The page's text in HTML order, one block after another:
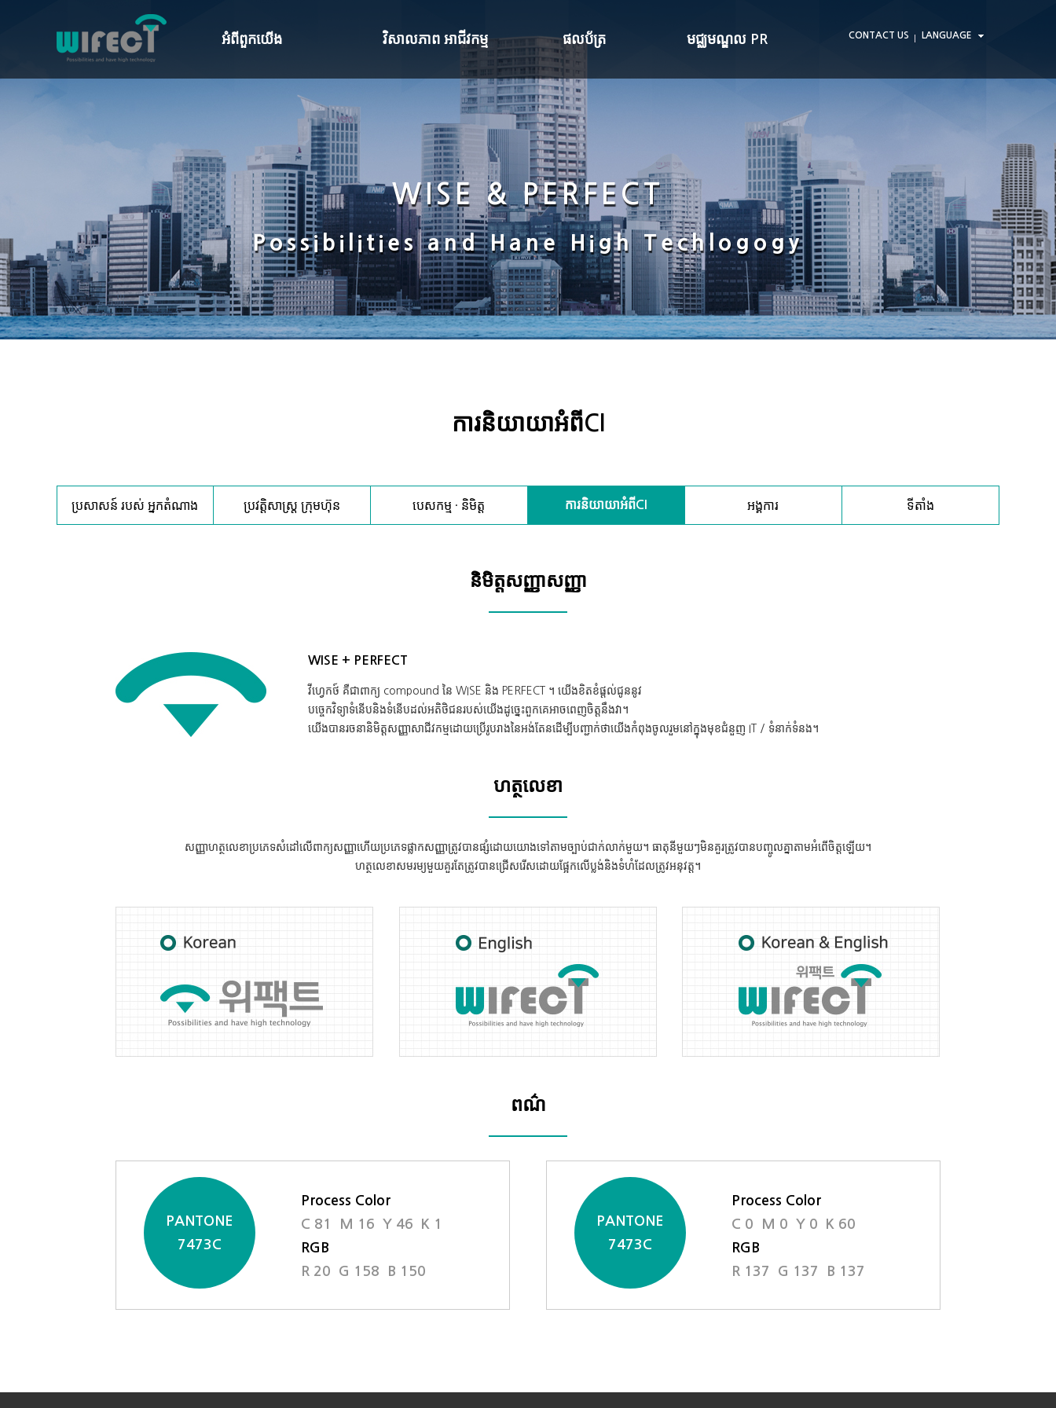
អំពី​ពួក​យើង
ប្រសាសន៍ របស់ អ្នកតំណាង
ប្រវត្តិសាស្ត្រ ក្រុមហ៊ុន
បេសកម្ម · និមិត្ត
ការនិយាយាអំពីCI
អង្គការ
ទីតាំង
វិសាលភាព អាជីវកម្ម
LED Display Solution
ប្រពន្ធ័ CCTV
ប្រព័ន្ធអាស័យដ្ឋានសាធារណៈ
ប្រព័ន្ធគ្រប់គ្រងចំណត
ប្រព័ន្ធគ្រប់គ្រងការចេញចូល
ការណែនាំពី ប្រពន្ធ័
ផលប័ត្រ
ផលប័ត្រ
មជ្ឈមណ្ឌល PR
គ្របដណ្តប់ប្រព័ន្ធផ្សព្វផ្សាយ
ការទទួលស្គាល់ · ប៉ាតង់
ទំនាក់ទំនងសាធារណៈអ៊ិនធើណែត
សំណួរតាមអ៊ិនធរណេត
CONTACT US LANGUAGE
WISE & PERFECT
Possibilities and Hane High Techlogogy
ការនិយាយាអំពីCI
ប្រសាសន៍ របស់ អ្នកតំណាង ប្រវត្តិសាស្ត្រ ក្រុមហ៊ុន បេសកម្ម · និមិត្ត ការនិយាយាអំពីCI អង្គការ ទីតាំង
និមិត្តសញ្ញាសញ្ញា
WISE + PERFECT
វីហ្វេកថ៍ គឺជាពាក្យ compound នៃ WISE និង PERFECT ។ យើងខិតខំផ្តល់ជូននូវ
បច្ចេកវិទ្យាទំនើបនិងទំនើបដល់អតិថិជនរបស់យើងដូច្នេះពួកគេអាចពេញចិត្តនឹងវា។
យើងបានរចនានិមិត្តសញ្ញាសាជីវកម្មដោយប្រើរូបរាងនៃអង់តែនដើម្បីបញ្ជាក់ថាយើងកំពុងចូលរួមនៅក្នុងមុខជំនួញ IT / ទំនាក់ទំនង។
ហត្ថលេខា
សញ្ញាហត្ថលេខាប្រភេទសំដៅលើពាក្យសញ្ញាហើយប្រភេទផ្លាកសញ្ញាត្រូវបានផ្សំដោយយោងទៅតាមច្បាប់ជាក់លាក់មួយ។ ធាតុនីមួយៗមិនគួរត្រូវបានបញ្ចូលគ្នាតាមអំពើចិត្តឡើយ។
ហត្ថលេខាសមរម្យមួយគួរតែត្រូវបានជ្រើសរើសដោយផ្អែកលើប្លង់និងទំហំដែលត្រូវអនុវត្ត។
ពណ៌
PANTONE
7473C
Process Color
C 81 M 16 Y 46 K 1
RGB
R 20 G 158 B 150
PANTONE
7473C
Process Color
C 0 M 0 Y 0 K 60
RGB
R 137 G 137 B 137